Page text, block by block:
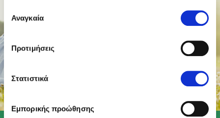
των υπηρεσιών τους.
συγκατάθεσης
Αναγκαία
Προτιμήσεις
Στατιστικά
Εμπορικής προώθησης